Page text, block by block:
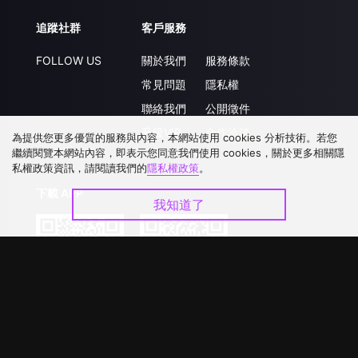
追蹤社群
FOLLOW US
客戶服務
關於我們
常見問題
聯絡我們
升級VIP
服務條款
隱私權
公開徵件
合作洽談
下載 APP
為提供您更多優質的服務與內容，本網站使用 cookies 分析技術。若您
繼續閱覽本網站內容，即表示您同意我們使用 cookies，關於更多相關隱
私權政策資訊，請閱讀我們的隱私權政策。
我知道了